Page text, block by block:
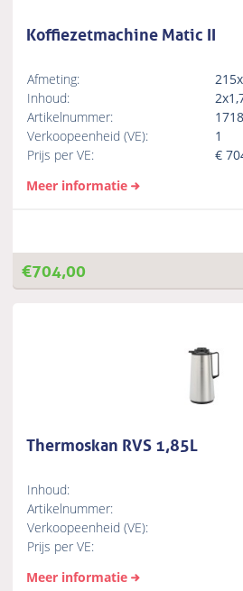
Koffiezetmachine Matic II
Afmeting:
Inhoud:
Artikelnummer:
Verkoopeenheid (VE):
1
Prijs per VE:
€
Meer informatie
€704,00
Thermoskan RVS 1,85L
Inhoud:
Artikelnummer:
Verkoopeenheid (VE):
Prijs per VE:
Meer informatie